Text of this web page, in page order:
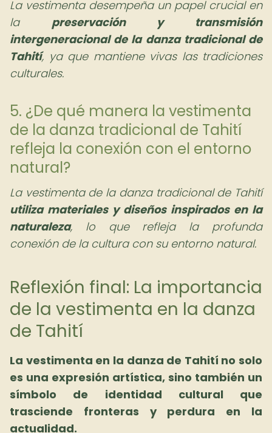
La vestimenta desempeña un papel crucial en
la preservación y transmisión
intergeneracional de la danza tradicional de
Tahití, ya que mantiene vivas las tradiciones
culturales.
5. ¿De qué manera la vestimenta
de la danza tradicional de Tahití
refleja la conexión con el entorno
natural?
La vestimenta de la danza tradicional de Tahití
utiliza materiales y diseños inspirados en la
naturaleza, lo que refleja la profunda
conexión de la cultura con su entorno natural.
Reflexión final: La importancia
de la vestimenta en la danza
de Tahití
La vestimenta en la danza de Tahití no solo
es una expresión artística, sino también un
símbolo de identidad cultural que
trasciende fronteras y perdura en la
actualidad.